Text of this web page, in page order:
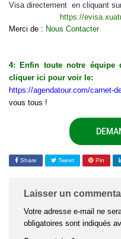
Visa directement en cliquant
https://
Merci de : Nous Contacter
4: Enfin toute notre équipe
cliquer ici pour voir le:
https://agendatour.com/carnet-
vous tous !
Share Tweet Pin
Laisser un
Votre adresse e-mail ne
obligatoires sont indiqués